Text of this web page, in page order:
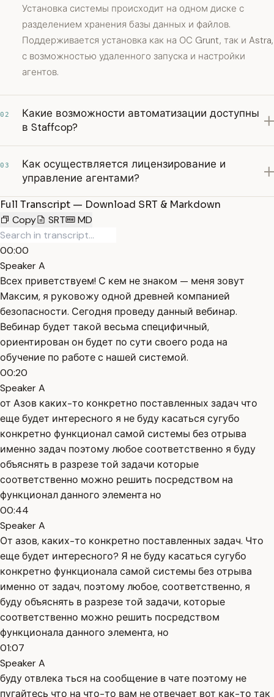
Установка системы происходит на одном диске с
разделением хранения базы данных и файлов.
Поддерживается установка как на ОС Grunt, так и Astra,
с возможностью удаленного запуска и настройки
агентов.
02
Какие возможности автоматизации доступны
в Staffcop?
03
Как осуществляется лицензирование и
управление агентами?
Full Transcript — Download SRT & Markdown
Copy
SRT MD
00:00
Speaker A
Всех приветствуем! С кем не знаком — меня зовут
Максим, я руковожу одной древней компанией
безопасности. Сегодня проведу данный вебинар.
Вебинар будет такой весьма специфичный,
ориентирован он будет по сути своего рода на
обучение по работе с нашей системой.
00:20
Speaker A
от Азов каких-то конкретно поставленных задач что
еще будет интересного я не буду касаться сугубо
конкретно функционал самой системы без отрыва
именно задач поэтому любое соответственно я буду
объяснять в разрезе той задачи которые
соответственно можно решить посредством на
функционал данного элемента но
00:44
Speaker A
От азов, каких-то конкретно поставленных задач. Что
еще будет интересного? Я не буду касаться сугубо
конкретно функционала самой системы без отрыва
именно от задач, поэтому любое, соответственно, я
буду объяснять в разрезе той задачи, которые
соответственно можно решить посредством
функционала данного элемента, но
01:07
Speaker A
буду отвлека ться на сообщение в чате поэтому не
пугайтесь что на что-то вам не отвечает вот как-то так